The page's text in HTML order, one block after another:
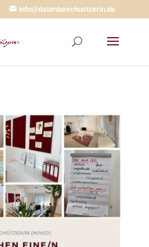
info@datenbeschuetzerin.de